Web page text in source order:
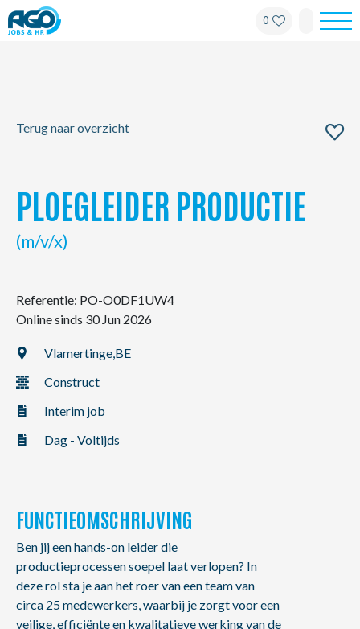
0
Contact
NL FR EN
Terug naar overzicht
PLOEGLEIDER PRODUCTIE
(m/v/x)
Referentie: PO-O0DF1UW4
Online sinds 30 Jun 2026
Vlamertinge,BE
Construct
Interim job
Dag - Voltijds
FUNCTIEOMSCHRIJVING
Ben jij een hands-on leider die
productieprocessen soepel laat verlopen? In
deze rol sta je aan het roer van een team van
circa 25 medewerkers, waarbij je zorgt voor een
veilige, efficiënte en kwalitatieve werking van de